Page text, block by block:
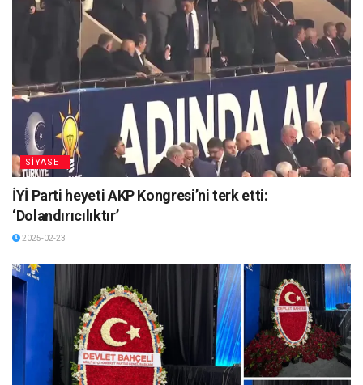
SİYASET
İYİ Parti heyeti AKP Kongresi’ni terk etti:
‘Dolandırıcılıktır’
2025-02-23